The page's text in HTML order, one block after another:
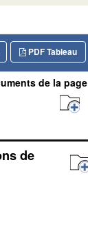
PDF Tableau
de la page
de